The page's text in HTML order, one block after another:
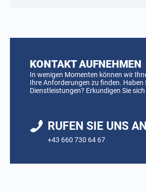
KONTAKT AUFNEHMEN
In wenigen Momenten können wir
Ihre Anforderungen zu finden.
Dienstleistungen? Erkundigen Sie
RUFEN SIE UNS AN
+43 660 730 64 67